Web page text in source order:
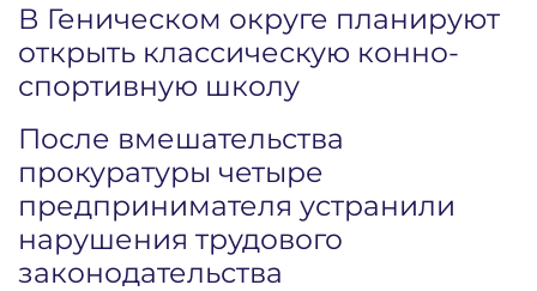
В Геническом округе планируют
открыть классическую конно-
спортивную школу
После вмешательства
прокуратуры четыре
предпринимателя устранили
нарушения трудового
законодательства